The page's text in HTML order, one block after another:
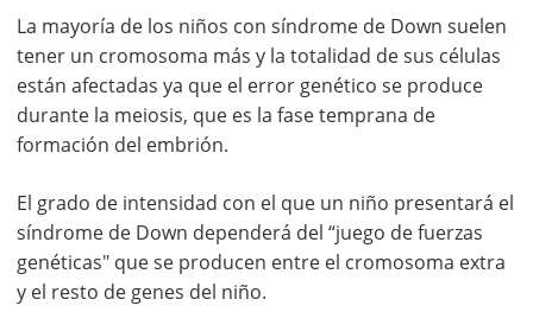
La mayoría de los niños con síndrome de Down suelen
tener un cromosoma más y la totalidad de sus células
están afectadas ya que el error genético se produce
durante la meiosis, que es la fase temprana de
formación del embrión.
El grado de intensidad con el que un niño presentará el
síndrome de Down dependerá del “juego de fuerzas
genéticas" que se producen entre el cromosoma extra
y el resto de genes del niño.